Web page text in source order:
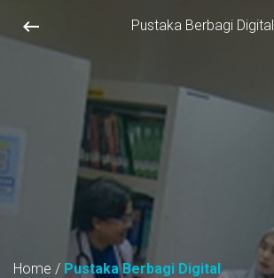
keyboard_backspace Pustaka Berbagi Digital
Home / Pustaka Berbagi Digital